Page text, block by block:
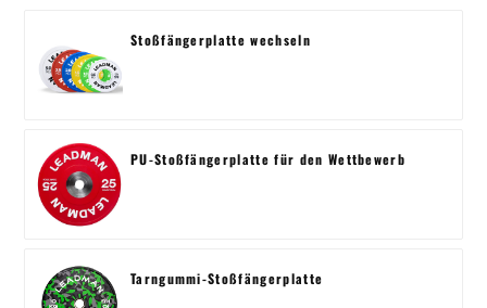
Stoßfängerplatte wechseln
PU-Stoßfängerplatte für den Wettbewerb
Tarngummi-Stoßfängerplatte